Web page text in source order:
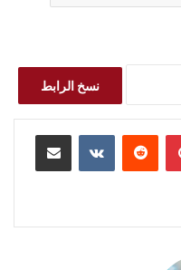
نسخ الرابط
بينتيريست مشاركة عبر البريد